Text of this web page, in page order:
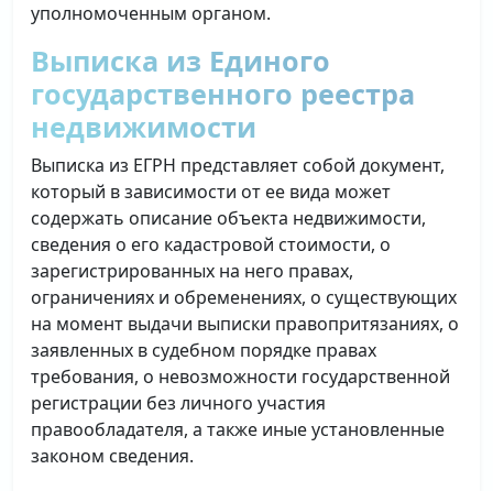
уполномоченным органом.
Выписка из Единого
государственного реестра
недвижимости
Выписка из ЕГРН представляет собой документ,
который в зависимости от ее вида может
содержать описание объекта недвижимости,
сведения о его кадастровой стоимости, о
зарегистрированных на него правах,
ограничениях и обременениях, о существующих
на момент выдачи выписки правопритязаниях, о
заявленных в судебном порядке правах
требования, о невозможности государственной
регистрации без личного участия
правообладателя, а также иные установленные
законом сведения.